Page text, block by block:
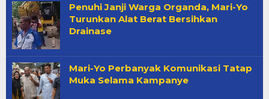
Penuhi Janji Warga Organda, Mari-Yo
Turunkan Alat Berat Bersihkan
Drainase
Mari-Yo Perbanyak Komunikasi Tatap
Muka Selama Kampanye